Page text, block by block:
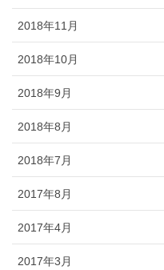
2018年11月
2018年10月
2018年9月
2018年8月
2018年7月
2017年8月
2017年4月
2017年3月